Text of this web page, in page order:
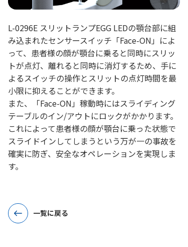
L-0296E スリットランプEGG LEDの顎台部に組
み込まれたセンサースイッチ「Face-ON」によ
って、患者様の顔が顎台に乗ると同時にスリッ
トが点灯、離れると同時に消灯するため、手に
よるスイッチの操作とスリットの点灯時間を最
小限に抑えることができます。
また、「Face-ON」稼動時にはスライディング
テーブルのイン/アウトにロックがかかります。
これによって患者様の顔が顎台に乗った状態で
スライドインしてしまうという万が一の事故を
確実に防ぎ、安全なオペレーションを実現しま
す。
一覧に戻る